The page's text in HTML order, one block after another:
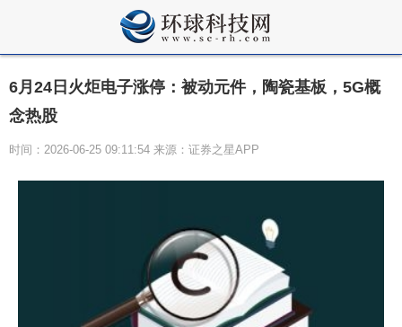
6月24日火炬电子涨停：被动元件，陶瓷基板，5G概
念热股
时间：2026-06-25 09:11:54 来源：证券之星APP